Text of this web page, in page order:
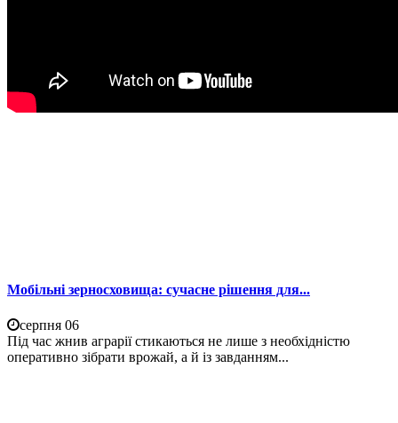
Мобільні зерносховища: сучасне рішення для...
серпня 06
Під час жнив аграрії стикаються не лише з необхідністю
оперативно зібрати врожай, а й із завданням...